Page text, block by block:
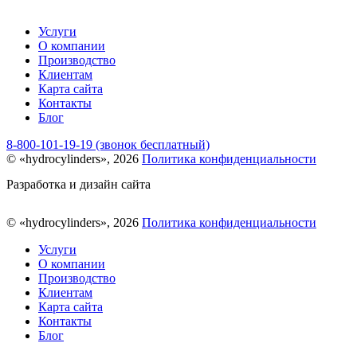
Услуги
О компании
Производство
Клиентам
Карта сайта
Контакты
Блог
8-800-101-19-19 (звонок бесплатный)
© «hydrocylinders», 2026 Политика конфиденциальности
Разработка и дизайн сайта
© «hydrocylinders», 2026 Политика конфиденциальности
Услуги
О компании
Производство
Клиентам
Карта сайта
Контакты
Блог